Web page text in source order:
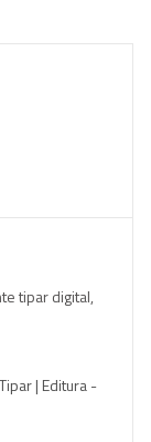
tipar digital,
| Editura -